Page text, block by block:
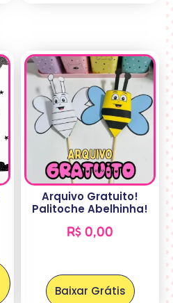
Arquivo Gratuito!
Palitoche Abelhinha!
R$ 0,00
Baixar Grátis